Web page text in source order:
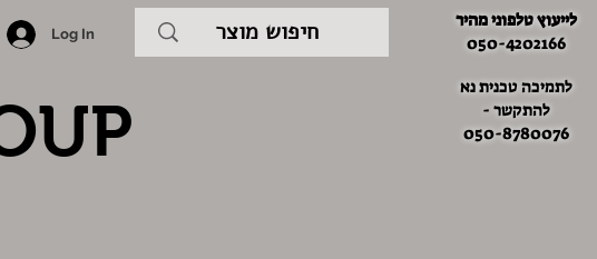
לייעוץ טלפוני מהיר
050-4202166
לתמיכה טכנית נא
להתקשר -
050-8780076
Log In